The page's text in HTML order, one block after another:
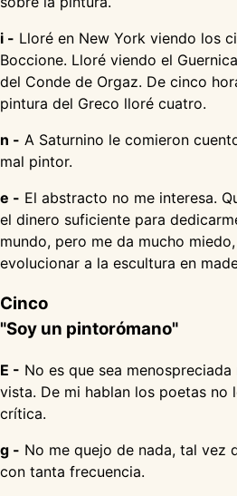
i - Lloré en New York viendo los
Boccione. Lloré viendo el
del Conde de Orgaz. De cinco
pintura del Greco lloré cuatro.
n - A Saturnino le comieron
mal pintor.
e - El abstracto no me interesa.
el dinero suficiente para
mundo, pero me da mucho
evolucionar a la escultura en
Cinco
"Soy un pintorómano"
E - No es que sea
vista. De mi hablan los poetas no
crítica.
g - No me quejo de nada, tal vez
con tanta frecuencia.